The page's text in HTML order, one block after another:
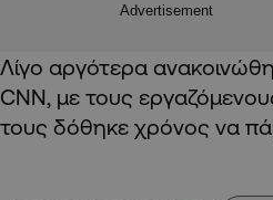
Advertisement
Λίγο αργότερα
CNN, με τους
τους δόθηκε χρόνος να